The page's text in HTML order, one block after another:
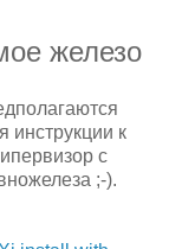
железо
инструкции к
с
;-).